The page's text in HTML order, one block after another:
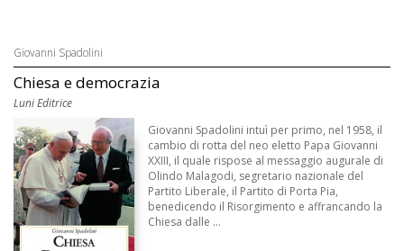
Giovanni Spadolini
Chiesa e democrazia
Luni Editrice
Giovanni Spadolini intuì per primo, nel 1958, il
cambio di rotta del neo eletto Papa Giovanni
XXIII, il quale rispose al messaggio augurale di
Olindo Malagodi, segretario nazionale del
Partito Liberale, il Partito di Porta Pia,
benedicendo il Risorgimento e affrancando la
Chiesa dalle ...